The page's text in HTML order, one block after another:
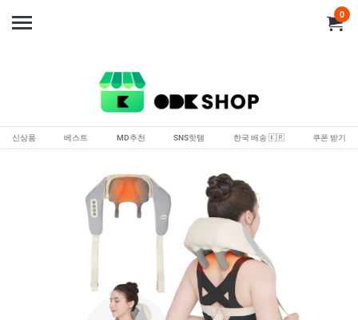
0
신상품 베스트 MD추천 SNS핫템 한국 배송 🇰🇷 쿠폰 받기